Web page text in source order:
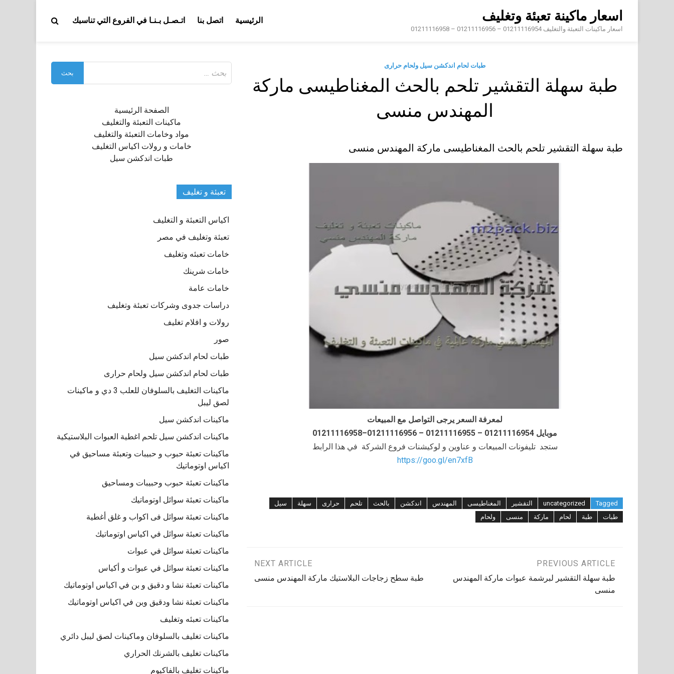
content
اسعار ماكينة تعبئة وتغليف
اسعار ماكينات التعبئة والتغليف 01211116954 – 01211116956 – 01211116958
الرئيسية اتصل بنا اتـصـل بـنـا في الفروع التي تناسبك
طبات لحام اندكشن سيل ولحام حرارى
طبة سهلة التقشير تلحم بالحث المغناطيسى ماركة
المهندس منسى
طبة سهلة التقشير تلحم بالحث المغناطيسى ماركة المهندس منسى
لمعرفة السعر يرجى التواصل مع المبيعات
موبايل 01211116954 – 01211116955 – 01211116956–01211116958
ستجد تليفونات المبيعات و عناوين و لوكيشنات فروع الشركة في هذا الرابط
https://goo.gl/en7xfB
Tagged
uncategorized التقشير المغناطيسى المهندس اندكشن بالحث تلحم حرارى سهلة
سيل
طبات
طبة لحام ماركة منسى ولحام
تصفّح
المقالات
PREVIOUS ARTICLE
طبة سهلة التقشير لبرشمة عبوات ماركة المهندس
منسى
NEXT ARTICLE
طبة سطح زجاجات البلاستيك ماركة المهندس منسى
عن:
الصفحة الرئيسية
ماكينات التعبئة والتغليف
مواد وخامات التعبئة والتغليف
خامات و رولات اكياس التغليف
طبات اندكشن سيل
تعبئة و تغليف
اكياس التعبئة و التغليف
تعبئة وتغليف في مصر
خامات تعبئه وتغليف
خامات شرينك
خامات عامة
دراسات جدوى وشركات تعبئة وتغليف
رولات و افلام تغليف
صور
طبات لحام اندكشن سيل
طبات لحام اندكشن سيل ولحام حرارى
ماكينات التغليف بالسلوفان للعلب 3 دي و ماكينات
لصق ليبل
ماكينات اندكشن سيل
ماكينات اندكشن سيل تلحم اغطية العبوات البلاستيكية
ماكينات تعبئة حبوب و حبيبات وتعبئة مساحيق في
اكياس اوتوماتيك
ماكينات تعبئة حبوب وحبيبات ومساحيق
ماكينات تعبئة سوائل اوتوماتيك
ماكينات تعبئة سوائل فى اكواب و غلق أغطية
ماكينات تعبئة سوائل في اكياس اوتوماتيك
ماكينات تعبئة سوائل في عبوات
ماكينات تعبئة سوائل في عبوات و أكياس
ماكينات تعبئة نشا و دقيق و بن في اكياس اوتوماتيك
ماكينات تعبئة نشا ودقيق وبن في اكياس اوتوماتيك
ماكينات تعبئه وتغليف
ماكينات تغليف بالسلوفان وماكينات لصق ليبل دائري
ماكينات تغليف بالشرنك الحراري
ماكينات تغليف بالفاكيوم